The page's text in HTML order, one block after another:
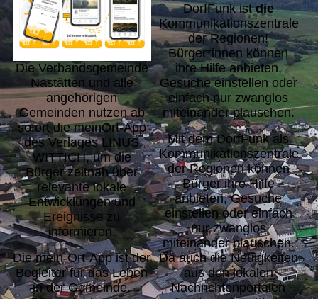
Die Verbandsgemeinde
Nastätten und alle
angehörigen
Gemeinden nutzen ab
sofort die meinOrt-App
des Verlages LINUS
WITTICH, um die
Bürger zeitnah über
relevante lokale
Entwicklungen und
Ereignisse zu
informieren.
Die mein-Ort-App ist der
Begleiter für das Leben
in der Gemeinde.
DorfFunk istdie
Kommunikationszentrale
der Regionen!
Bürger*innen können
ihre Hilfe anbieten,
Gesuche einstellen oder
einfach nur zwanglos
miteinander plauschen.
Mit dem DorfFunk als
Kommunikationszentrale
der Regionen können
Bürger ihre Hilfe
anbieten, Gesuche
einstellen oder einfach
nur zwanglos
miteinander plauschen.
Da auch die Neuigkeiten
aus den lokalen
Nachrichtenportalen